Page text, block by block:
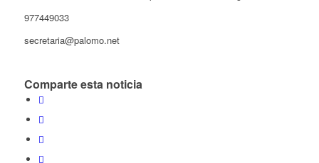
977449033
secretaria@palomo.net
Comparte esta noticia